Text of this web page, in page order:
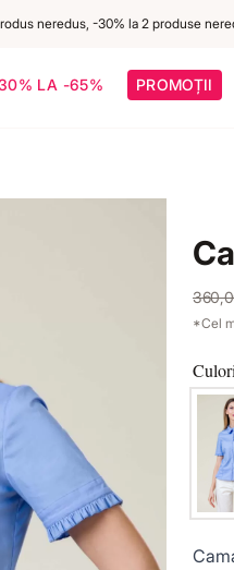
-30% la 2 produse nereduse
LA -65% PROMOȚII
*Cel
Culori